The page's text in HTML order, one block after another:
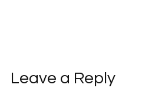
Leave a Reply